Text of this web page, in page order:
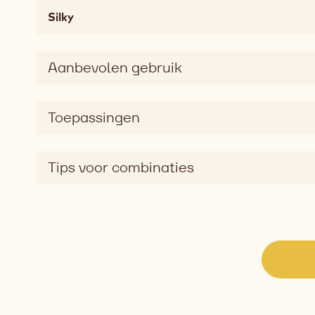
chewy,
fatty,
sweet
Silky
Aanbevolen gebruik
Toepassingen
Tips voor combinaties